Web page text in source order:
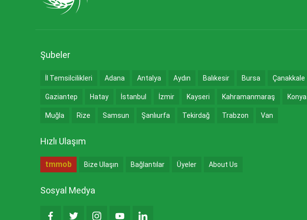
Şubeler
İl Temsilcilikleri Adana Antalya Aydın Balıkesir Bursa Çanakkale
Gaziantep Hatay İstanbul İzmir Kayseri Kahramanmaraş Konya
Muğla Rize Samsun Şanlıurfa Tekirdağ Trabzon Van
Hızlı Ulaşım
tmmob Bize Ulaşın Bağlantılar Üyeler About Us
Sosyal Medya